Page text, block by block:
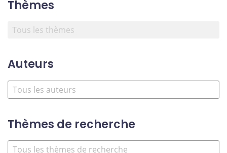
Thèmes
Auteurs
Thèmes de recherche